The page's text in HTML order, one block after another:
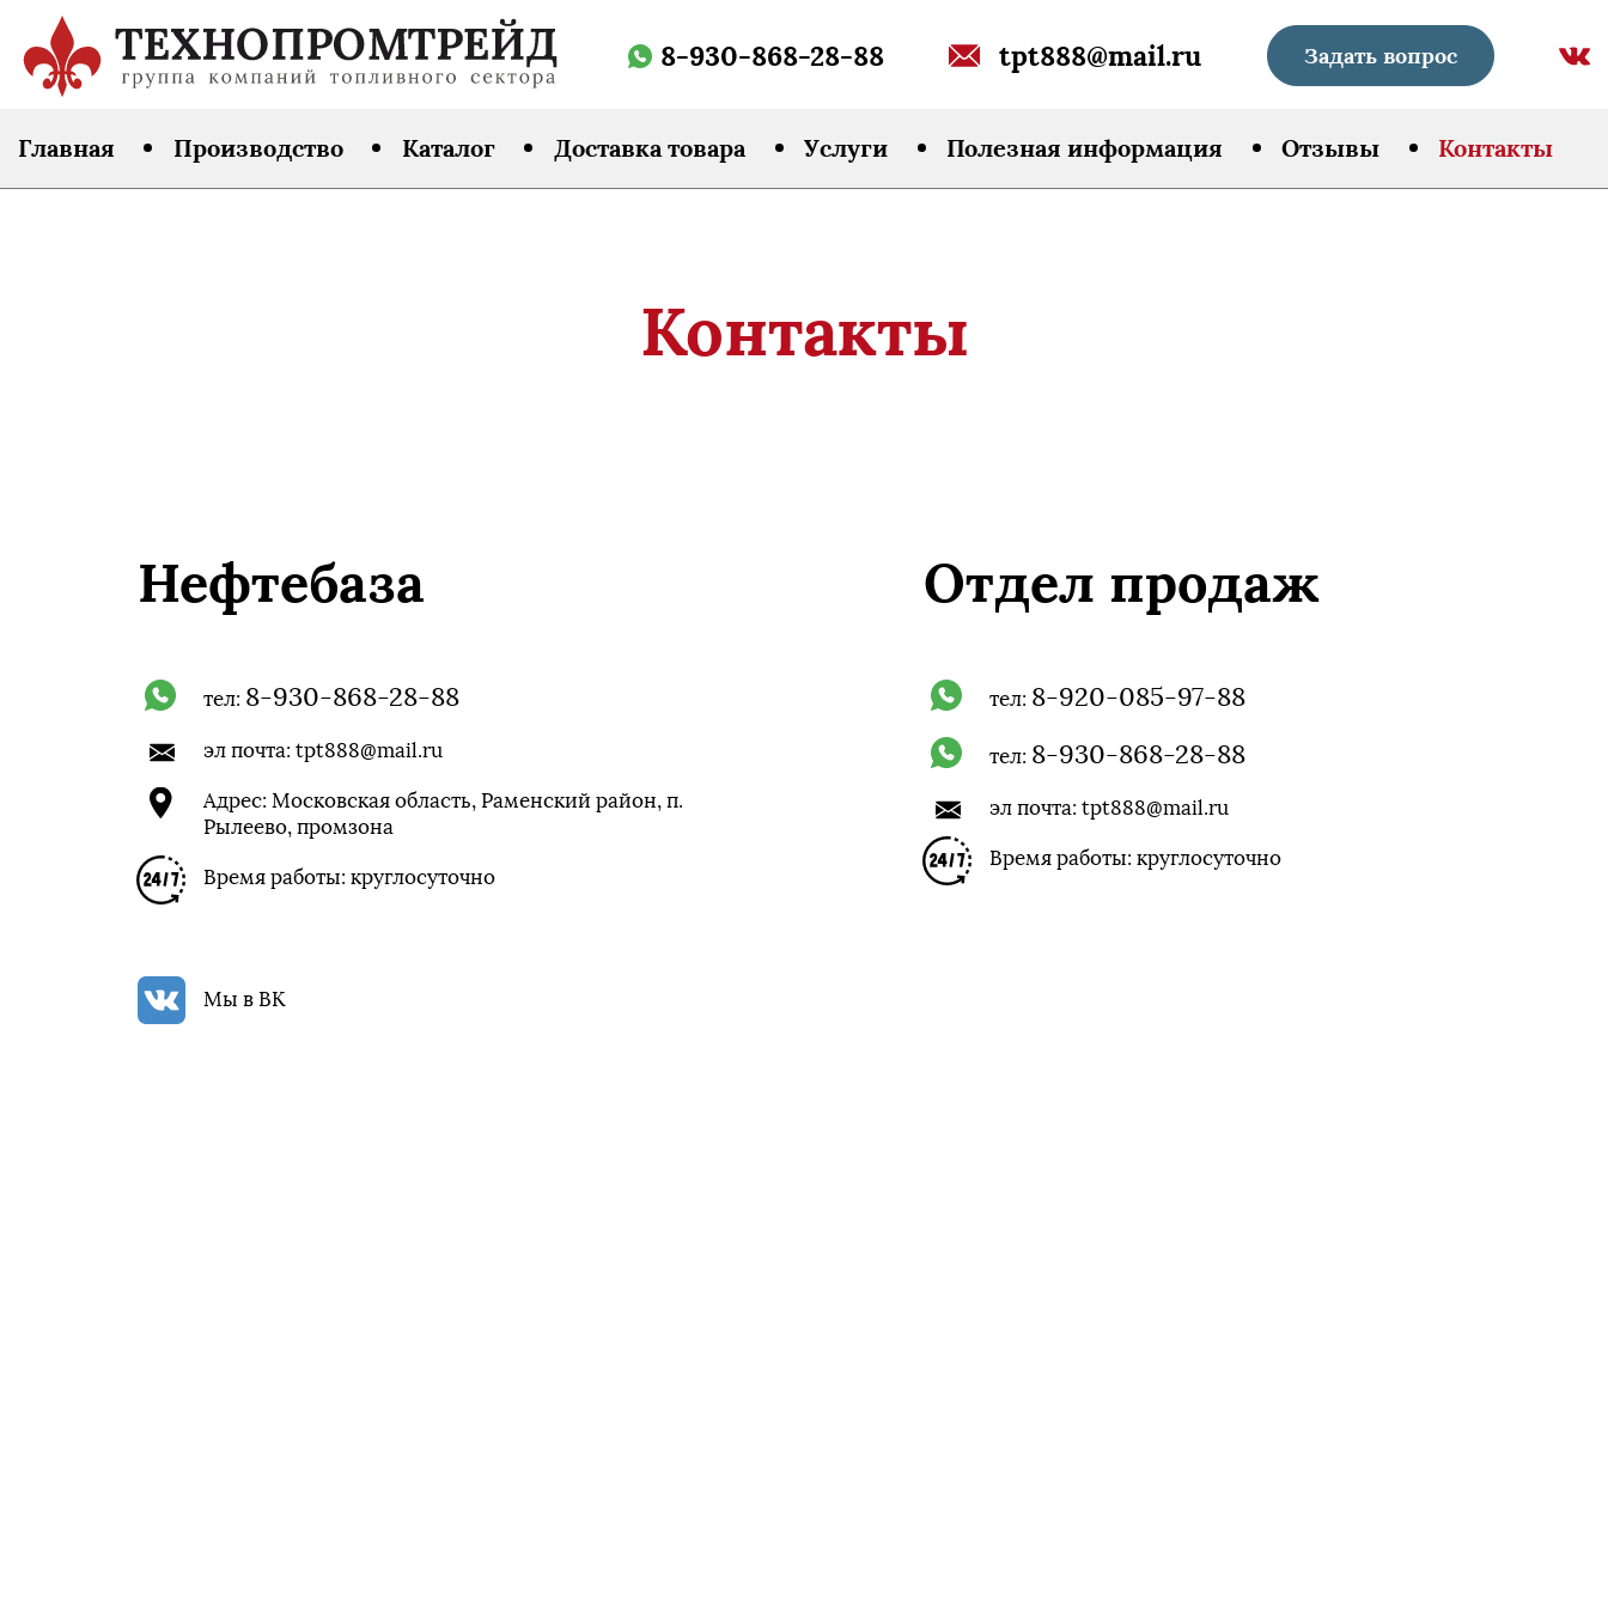
8-930-868-28-88 tpt888@mail.ru Задать вопрос
Главная Производство Каталог Доставка товара Услуги Полезная информация Отзывы Контакты
Контакты
Нефтебаза
тел: 8-930-868-28-88
эл почта: tpt888@mail.ru
Адрес: Московская область, Раменский район, п.
Рылеево, промзона
Время работы: круглосуточно
Мы в ВК
Отдел продаж
тел: 8-920-085-97-88
тел: 8-930-868-28-88
эл почта: tpt888@mail.ru
Время работы: круглосуточно